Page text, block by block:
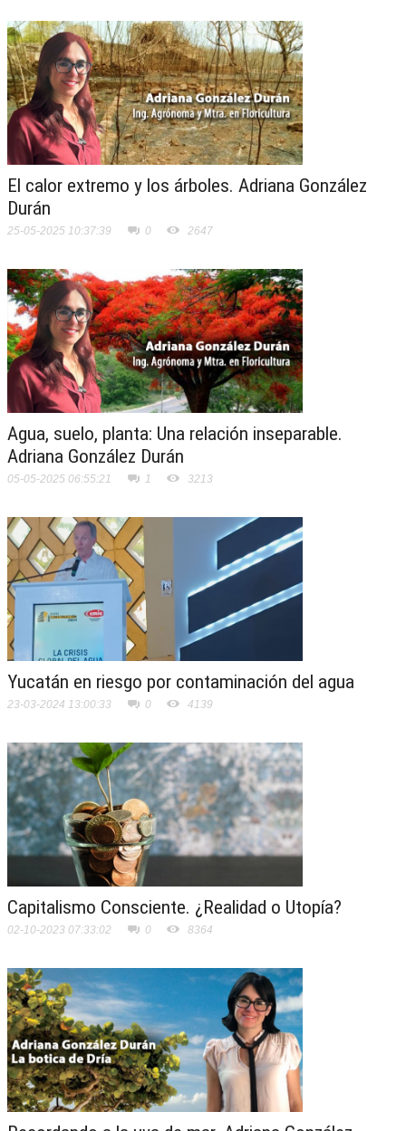
El calor extremo y los árboles. Adriana González
Durán
25-05-2025 10:37:39 0 2647
Agua, suelo, planta: Una relación inseparable.
Adriana González Durán
05-05-2025 06:55:21 1 3213
Yucatán en riesgo por contaminación del agua
23-03-2024 13:00:33 0 4139
Capitalismo Consciente. ¿Realidad o Utopía?
02-10-2023 07:33:02 0 8364